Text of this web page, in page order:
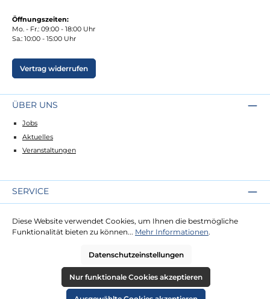
Öffnungszeiten:
Mo. - Fr.: 09:00 - 18:00 Uhr
Sa.: 10:00 - 15:00 Uhr
Vertrag widerrufen
ÜBER UNS
Jobs
Aktuelles
Veranstaltungen
SERVICE
Lieferung
Zahlung
RECHTLICHES
Diese Website verwendet Cookies, um Ihnen die bestmögliche
Funktionalität bieten zu können... Mehr Informationen.
Datenschutzeinstellungen
Nur funktionale Cookies akzeptieren